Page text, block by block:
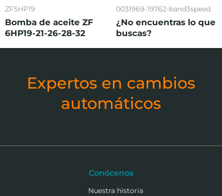
ZF5HP19
Bomba de aceite ZF
6HP19-21-26-28-32
0031969-19762-band3speed
¿No encuentras lo que
buscas?
Expertos en cambios
automáticos
Conócenos
Nuestra historia